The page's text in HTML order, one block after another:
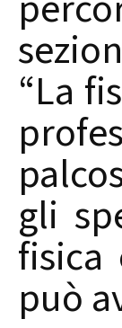
“La
gli
fisica
può